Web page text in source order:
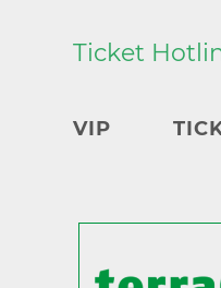
Ticket
VIP